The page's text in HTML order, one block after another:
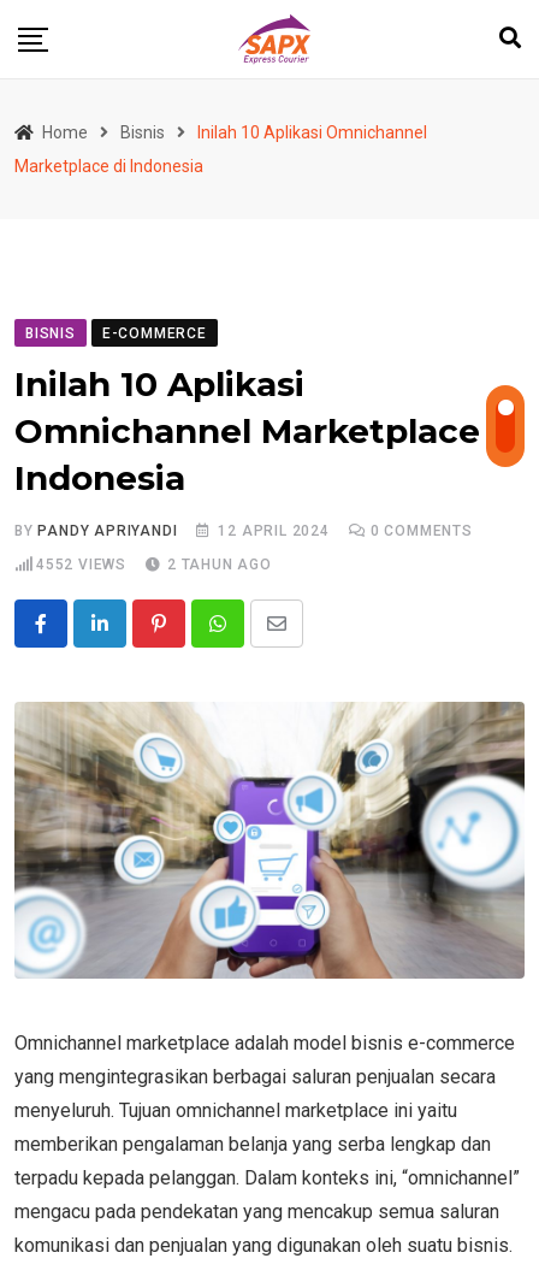
Home Bisnis
Inilah 10 Aplikasi Omnichannel
Marketplace di Indonesia
BISNIS E-COMMERCE
Inilah 10 Aplikasi
Omnichannel Marketplace di
Indonesia
BY PANDY APRIYANDI 12 APRIL 2024 0 COMMENTS
4552 VIEWS 2 TAHUN AGO
PinterestWhatsappShare
Omnichannel marketplace adalah model bisnis e-commerce
yang mengintegrasikan berbagai saluran penjualan secara
menyeluruh. Tujuan omnichannel marketplace ini yaitu
memberikan pengalaman belanja yang serba lengkap dan
terpadu kepada pelanggan. Dalam konteks ini, “omnichannel”
mengacu pada pendekatan yang mencakup semua saluran
komunikasi dan penjualan yang digunakan oleh suatu bisnis.